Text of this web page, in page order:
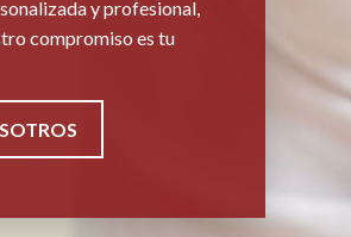
y profesional,
compromiso es tu